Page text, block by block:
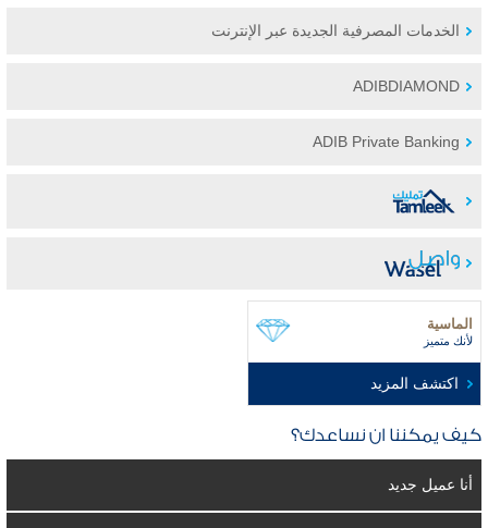
الخدمات المصرفية الجديدة عبر الإنترنت
ADIBDIAMOND
ADIB Private Banking
الماسية
لأنك متميز
اكتشف المزيد
كيف يمكننا ان نساعدك؟
أنا عميل جديد